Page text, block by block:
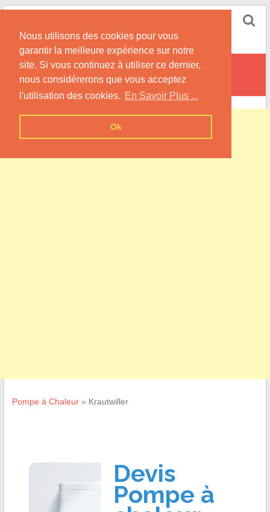
Nous utilisons des cookies pour vous
garantir la meilleure expérience sur notre
site. Si vous continuez à utiliser ce dernier,
nous considérerons que vous acceptez
l'utilisation des cookies. En Savoir Plus ...
Ok
Skip
content
Informations sur les Pompes à Chaleur
Krautwiller
Pompe à Chaleur» Krautwiller